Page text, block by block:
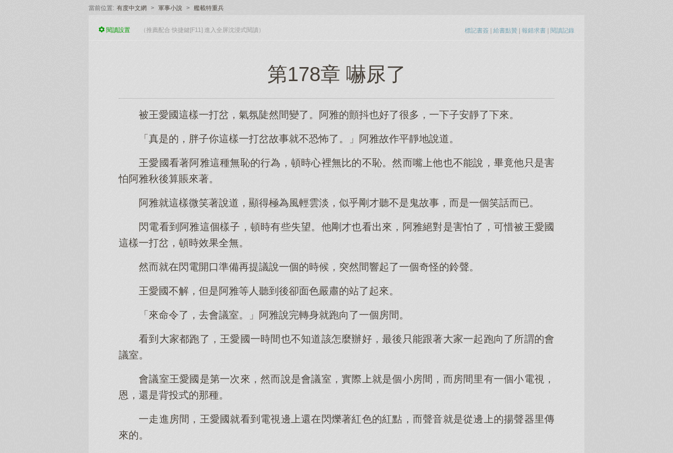
當前位置: 有度中文網 > 軍事小說 > 艦載特重兵
標記書簽 | 給書點贊 | 報錯求書 | 閱讀記錄
閱讀設置 （推薦配合 快捷鍵[F11] 進入全屏沈浸式閱讀）
第178章 嚇尿了
被王愛國這樣一打岔，氣氛陡然間變了。阿雅的顫抖也好了很多，一下子安靜了下來。
「真是的，胖子你這樣一打岔故事就不恐怖了。」阿雅故作平靜地說道。
王愛國看著阿雅這種無恥的行為，頓時心裡無比的不恥。然而嘴上他也不能說，畢竟他只是害
怕阿雅秋後算賬來著。
阿雅就這樣微笑著說道，顯得極為風輕雲淡，似乎剛才聽不是鬼故事，而是一個笑話而已。
閃電看到阿雅這個樣子，頓時有些失望。他剛才也看出來，阿雅絕對是害怕了，可惜被王愛國
這樣一打岔，頓時效果全無。
然而就在閃電開口準備再提議說一個的時候，突然間響起了一個奇怪的鈴聲。
王愛國不解，但是阿雅等人聽到後卻面色嚴肅的站了起來。
「來命令了，去會議室。」阿雅說完轉身就跑向了一個房間。
看到大家都跑了，王愛國一時間也不知道該怎麼辦好，最後只能跟著大家一起跑向了所謂的會
議室。
會議室王愛國是第一次來，然而說是會議室，實際上就是個小房間，而房間里有一個小電視，
恩，還是背投式的那種。
一走進房間，王愛國就看到電視邊上還在閃爍著紅色的紅點，而聲音就是從邊上的揚聲器里傳
來的。